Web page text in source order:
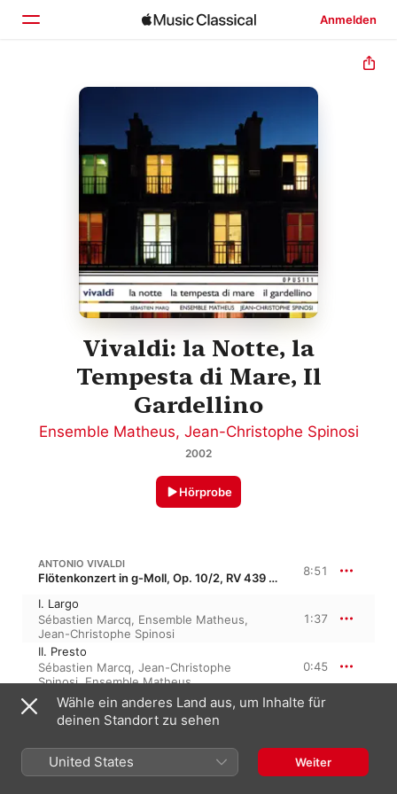
Anmelden
Startseite
Entdecken
Suchen
Vivaldi: la Notte, la
Tempesta di Mare, Il
Gardellino
Ensemble Matheus, Jean-Christophe Spinosi
2002
Hörprobe
ANTONIO VIVALDI
Flötenkonzert in g-Moll, Op. 10/2, RV 439 · “La notte (I) aus 6 Flötenkonzerten” 8:51
I. Largo
Sébastien Marcq, Ensemble Matheus,
Jean-Christophe Spinosi
1:37
II. Presto
Sébastien Marcq, Jean-Christophe
Spinosi,Ensemble Matheus
0:45
III. Largo
Jean-Christophe Spinosi, Ensemble
Matheus,Sébastien Marcq
IV. Presto
Sébastien Marcq,
Jean-Christophe
Spinosi,Ensemble Matheus
0:51
Wähle ein anderes Land aus, um Inhalte für
deinen Standort zu sehen
United States Weiter